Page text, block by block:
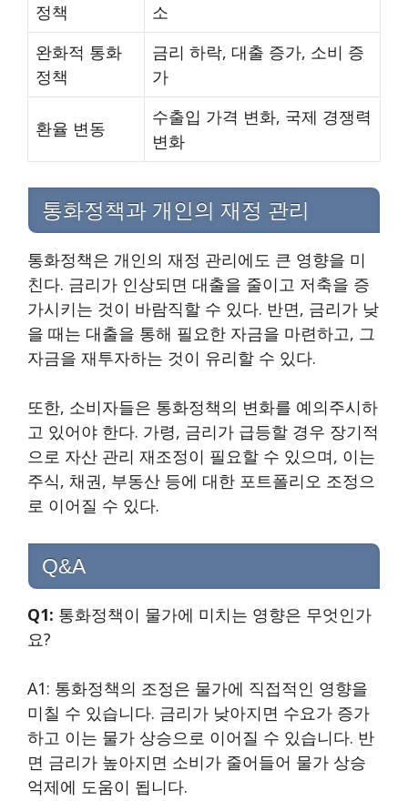
정책
소
완화적 통화
정책
금리 하락, 대출 증가, 소비 증
가
환율 변동
수출입 가격 변화, 국제 경쟁력
변화
통화정책과 개인의 재정 관리
통화정책은 개인의 재정 관리에도 큰 영향을 미
친다. 금리가 인상되면 대출을 줄이고 저축을 증
가시키는 것이 바람직할 수 있다. 반면, 금리가 낮
을 때는 대출을 통해 필요한 자금을 마련하고, 그
자금을 재투자하는 것이 유리할 수 있다.
또한, 소비자들은 통화정책의 변화를 예의주시하
고 있어야 한다. 가령, 금리가 급등할 경우 장기적
으로 자산 관리 재조정이 필요할 수 있으며, 이는
주식, 채권, 부동산 등에 대한 포트폴리오 조정으
로 이어질 수 있다.
Q&A
Q1: 통화정책이 물가에 미치는 영향은 무엇인가
요?
A1: 통화정책의 조정은 물가에 직접적인 영향을
미칠 수 있습니다. 금리가 낮아지면 수요가 증가
하고 이는 물가 상승으로 이어질 수 있습니다. 반
면 금리가 높아지면 소비가 줄어들어 물가 상승
억제에 도움이 됩니다.